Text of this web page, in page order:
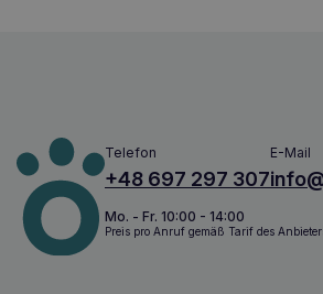
Telefon
+48 697 297 307
E-Mail
Mo. - Fr. 10:00 - 14:00
Preis pro Anruf gemäß Tarif des